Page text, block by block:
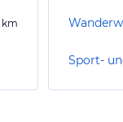
km